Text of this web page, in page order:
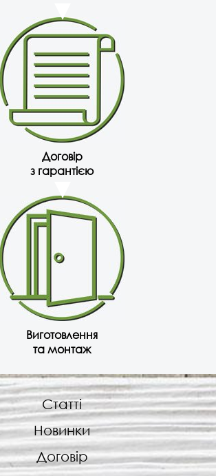
Договір
з гарантією
Виготовлення
та монтаж
Статті
Новинки
Договір